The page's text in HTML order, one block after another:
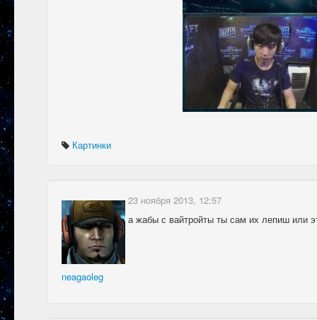
Картинки
neagaoleg
23 ноября 2013, 12:57
а жабы с вайтройты ты сам их лепиш или